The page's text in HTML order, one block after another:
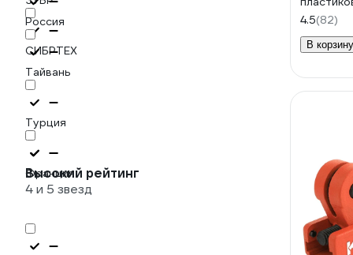
СИБРТЕХ
Россия
Тайвань
Турция
Франция
Высокий рейтинг
4 и 5 звезд
мм
4.5(82)
В корзину